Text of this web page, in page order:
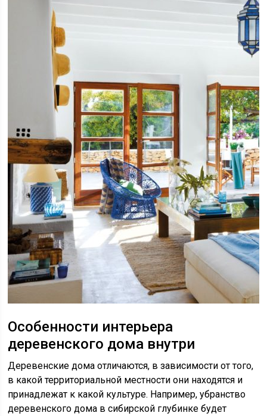
Особенности интерьера
деревенского дома внутри
Деревенские дома отличаются, в зависимости от того,
в какой территориальной местности они находятся и
принадлежат к какой культуре. Например, убранство
деревенского дома в сибирской глубинке будет